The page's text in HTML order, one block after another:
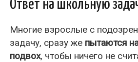
Ответ на школьную
Многие взрослые с
задачу, сразу же пытаются
подвох, чтобы ничего не